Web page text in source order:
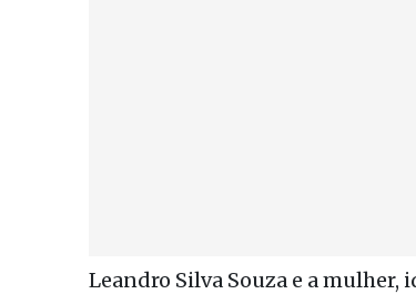
Leandro Silva Souza e a